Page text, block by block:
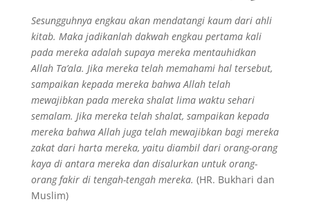
Sesungguhnya engkau akan mendatangi kaum dari ahli
kitab. Maka jadikanlah dakwah engkau pertama kali
pada mereka adalah supaya mereka mentauhidkan
Allah Ta’ala. Jika mereka telah memahami hal tersebut,
sampaikan kepada mereka bahwa Allah telah
mewajibkan pada mereka shalat lima waktu sehari
semalam. Jika mereka telah shalat, sampaikan kepada
mereka bahwa Allah juga telah mewajibkan bagi mereka
zakat dari harta mereka, yaitu diambil dari orang-orang
kaya di antara mereka dan disalurkan untuk orang-
orang fakir di tengah-tengah mereka. (HR. Bukhari dan
Muslim)